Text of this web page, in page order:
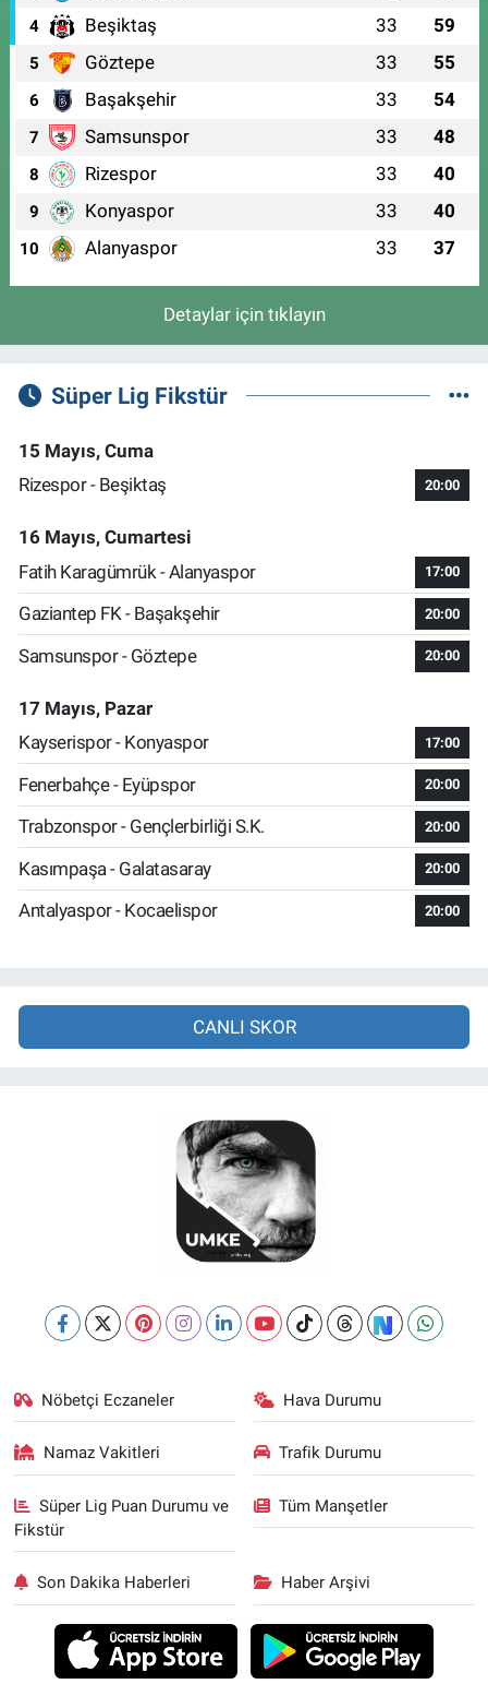
4 Beşiktaş 33 59
5 Göztepe 33 55
6 Başakşehir 33 54
7 Samsunspor 33 48
8 Rizespor 33 40
9 Konyaspor 33 40
10 Alanyaspor 33 37
Detaylar için tıklayın
Süper Lig Fikstür
15 Mayıs, Cuma
Rizespor - Beşiktaş
20:00
16 Mayıs, Cumartesi
Fatih Karagümrük - Alanyaspor
17:00
Gaziantep FK - Başakşehir 20:00
Samsunspor - Göztepe 20:00
17 Mayıs, Pazar
Kayserispor - Konyaspor
17:00
Fenerbahçe - Eyüpspor 20:00
Trabzonspor - Gençlerbirliği S.K. 20:00
Kasımpaşa - Galatasaray 20:00
Antalyaspor - Kocaelispor 20:00
CANLI SKOR
Nöbetçi Eczaneler Hava Durumu
Namaz Vakitleri Trafik Durumu
Süper Lig Puan Durumu ve
Fikstür
Tüm Manşetler
Son Dakika Haberleri Haber Arşivi